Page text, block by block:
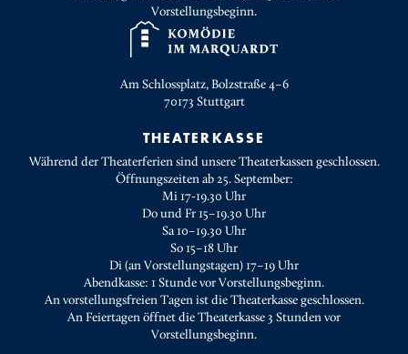
Vorstellungsbeginn.
Am Schlossplatz, Bolzstraße 4–6
70173 Stuttgart
THEATERKASSE
Während der Theaterferien sind unsere Theaterkassen geschlossen.
Öffnungszeiten ab 25. September:
Mi 17-19.30 Uhr
Do und Fr 15–19.30 Uhr
Sa 10–19.30 Uhr
So 15–18 Uhr
Di (an Vorstellungstagen) 17–19 Uhr
Abendkasse: 1 Stunde vor Vorstellungsbeginn.
An vorstellungsfreien Tagen ist die Theaterkasse geschlossen.
An Feiertagen öffnet die Theaterkasse 3 Stunden vor
Vorstellungsbeginn.